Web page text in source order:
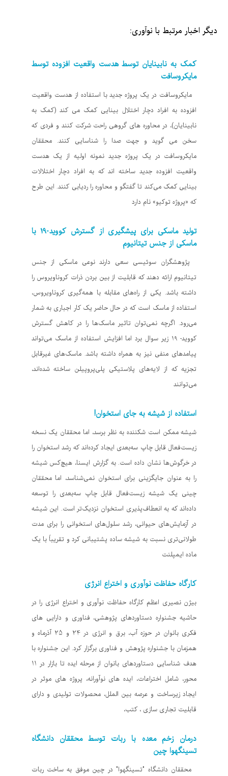
دیگر اخبار مرتبط با نوآوری:
کمک به نابینایان توسط هدست واقعیت افزوده توسط
مایکروسافت
مایکروسافت در یک پروژه جدید با استفاده از هدست واقعیت
افزوده به افراد دچار اختلال بینایی کمک می کند (کمک به
نابینایان)، در محاوره های گروهی راحت شرکت کنند و فردی که
سخن می گوید و جهت صدا را شناسایی کنند. محققان
مایکروسافت در یک پروژه جدید نمونه اولیه از یک هدست
واقعیت افزوده جدید ساخته اند که به افراد دچار اختلالات
بینایی کمک می‌کند تا گفتگو و محاوره را ردیابی کنند. این طرح
که «پروژه توکیو» نام دارد
تولید ماسکی برای پیشگیری از گسترش کووید-۱۹ با
ماسکی از جنس تیتانیوم
پژوهشگران سوئیسی سعی دارند نوعی ماسکی از جنس
تیتانیوم ارائه دهند که قابلیت از بین بردن ذرات کروناویروس را
داشته باشد. یکی از راه‌های مقابله با همه‌گیری کروناویروس،
استفاده از ماسک‌ است که در حال حاضر یک کار اجباری به شمار
می‌رود. اگرچه نمی‌توان تاثیر ماسک‌ها را در کاهش گسترش
کووید- ۱۹ زیر سوال برد اما افزایش استفاده از ماسک می‌تواند
پیامدهای منفی نیز به همراه داشته باشد. ماسک‌های غیرقابل
تجزیه که از لایه‌های پلاستیکی پلی‌پروپیلن ساخته شده‌اند،
می‌توانند
استفاده از شیشه به جای استخوان!
شیشه ممکن است شکننده به نظر برسد، اما محققان یک نسخه
زیست‌فعال قابل چاپ سه‌بعدی ایجاد کرده‌اند که رشد استخوان را
در خرگوش‌ها نشان داده است. به گزارش ایسنا، هیچ‌کس شیشه
را به عنوان جایگزینی برای استخوان نمی‌شناسد، اما محققان
چینی یک شیشه زیست‌فعال قابل چاپ سه‌بعدی را توسعه
داده‌اند که به انعطاف‌پذیری استخوان نزدیک‌تر است. این شیشه
در آزمایش‌های حیوانی، رشد سلول‌های استخوانی را برای مدت
طولانی‌تری نسبت به شیشه ساده پشتیبانی کرد و تقریباً با یک
ماده ایمپلنت
کارگاه حفاظت نوآوری و اختراع انرژی
بیژن نصیری اعظم کارگاه حفاظت نوآوری و اختراع انرژی را در
حاشیه جشنواره دستاوردهای پژوهشی، فناوری و دارایی های
فکری بانوان در حوزه آب، برق و انرژی در 24 و 25 آذرماه و
همزمان با جشنواره پژوهش و فناوری برگزار کرد. این جشنواره با
هدف شناسایی دستاوردهای بانوان از مرحله ایده تا بازار در 11
محور، شامل اختراعات، ایده های نوآورانه، پروژه های موثر در
ایجاد زیرساخت و عرصه بین الملل، محصولات تولیدی و دارای
قابلیت تجاری سازی ، کتب،
درمان زخم معده با ربات توسط محققان دانشگاه
تسینگهوا چین
محققان دانشگاه "تسینگهوا" در چین موفق به ساخت ربات